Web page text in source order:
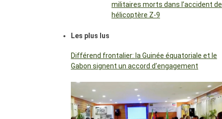
militaires morts dans l’accident de
hélicoptère Z-9
Les plus lus
Différend frontalier: la Guinée équatoriale et le
Gabon signent un accord d’engagement